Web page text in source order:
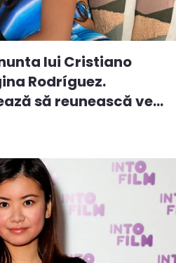
lui Cristiano
Rodríguez.
să reunească ve...